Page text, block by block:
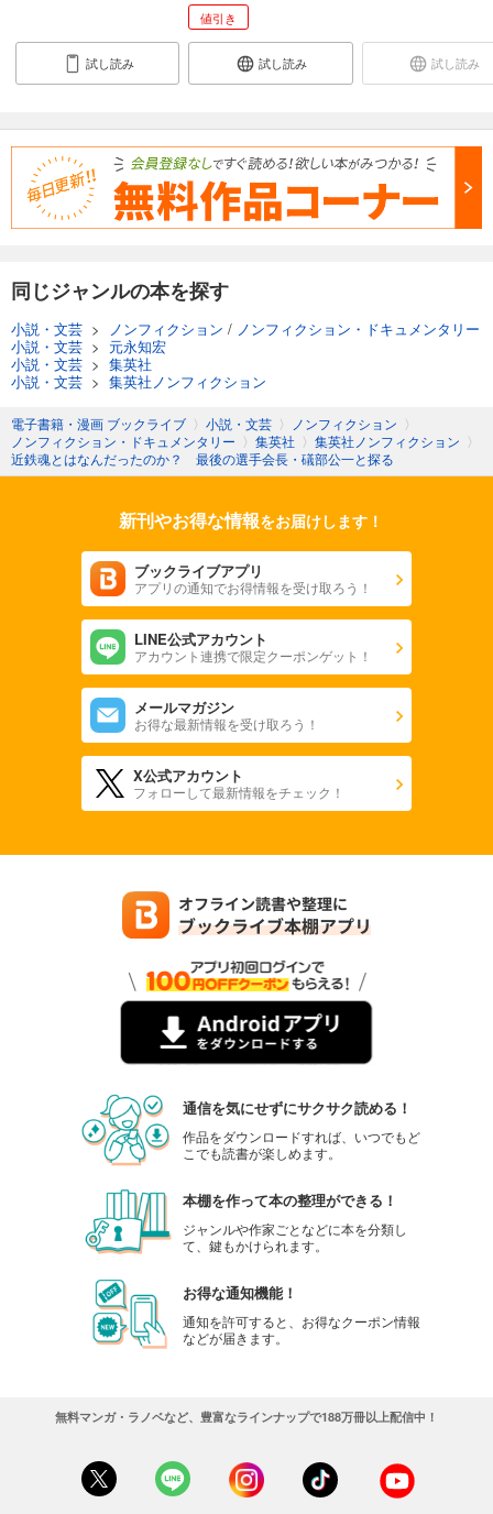
試し読み
値引き
試し読み 試し読み
同じジャンルの本を探す
小説・文芸 > ノンフィクション / ノンフィクション・ドキュメンタリー
小説・文芸 > 元永知宏
小説・文芸 > 集英社
小説・文芸 > 集英社ノンフィクション
電子書籍・漫画 ブックライブ 〉 小説・文芸 〉 ノンフィクション 〉
ノンフィクション・ドキュメンタリー 〉 集英社 〉 集英社ノンフィクション 〉
近鉄魂とはなんだったのか？ 最後の選手会長・礒部公一と探る
新刊やお得な情報をお届けします！
ブックライブアプリ
アプリの通知でお得情報を受け取ろう！
LINE公式アカウント
アカウント連携で限定クーポンゲット！
メールマガジン
お得な最新情報を受け取ろう！
X公式アカウント
フォローして最新情報をチェック！
通信を気にせずにサクサク読める！
作品をダウンロードすれば、いつでもど
こでも読書が楽しめます。
本棚を作って本の整理ができる！
ジャンルや作家ごとなどに本を分類し
て、鍵もかけられます。
お得な通知機能！
通知を許可すると、お得なクーポン情報
などが届きます。
無料マンガ・ラノベなど、豊富なラインナップで188万冊以上配信中！